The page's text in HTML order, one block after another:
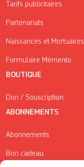
Tarifs publicitaires
Partenariats
Naissances et Mortuaires
Formulaire Mémento
BOUTIQUE
Don / Souscription
ABONNEMENTS
Abonnements
Bon cadeau